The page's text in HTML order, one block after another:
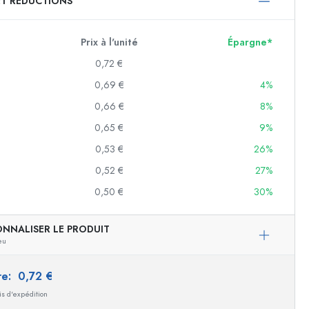
ml
ml
Prix à l'unité
Épargne*
0,72 €
0,69 €
4%
0,66 €
8%
0,65 €
9%
0,53 €
26%
0,52 €
27%
0,50 € 30%
LE PRODUIT
0,72 €
d'expédition